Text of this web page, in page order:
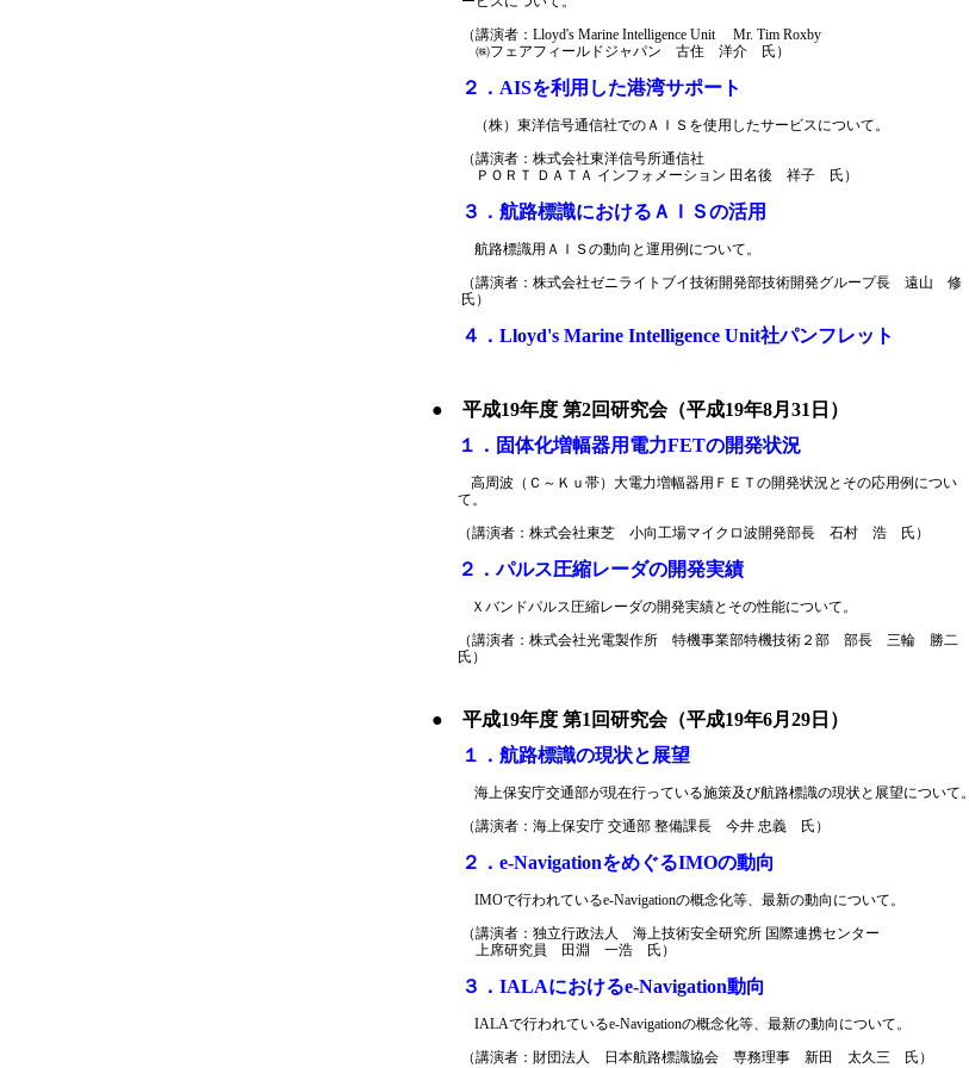
（講演者：Lloyd's Marine Intelligence Unit Mr. Tim Roxby
㈱フェアフィールドジャパン 古住 洋介 氏）
２．AISを利用した港湾サポート
（株）東洋信号通信社でのＡＩＳを使用したサービスについて。
（講演者：株式会社東洋信号所通信社
ＰＯＲＴ ＤＡＴＡ インフォメーション 田名後 祥子 氏）
３．航路標識におけるＡＩＳの活用
航路標識用ＡＩＳの動向と運用例について。
（講演者：株式会社ゼニライトブイ技術開発部技術開発グループ長 遠山 修
氏）
４．Lloyd's Marine Intelligence Unit社パンフレット
● 平成19年度 第2回研究会（平成19年8月31日）
１．固体化増幅器用電力FETの開発状況
高周波（Ｃ～Ｋｕ帯）大電力増幅器用ＦＥＴの開発状況とその応用例につい
て。
（講演者：株式会社東芝 小向工場マイクロ波開発部長 石村 浩 氏）
２．パルス圧縮レーダの開発実績
Ｘバンドパルス圧縮レーダの開発実績とその性能について。
（講演者：株式会社光電製作所 特機事業部特機技術２部 部長 三輪 勝二
氏）
● 平成19年度 第1回研究会（平成19年6月29日）
１．航路標識の現状と展望
海上保安庁交通部が現在行っている施策及び航路標識の現状と展望について。
（講演者：海上保安庁 交通部 整備課長 今井 忠義 氏）
２．e-NavigationをめぐるIMOの動向
IMOで行われているe-Navigationの概念化等、最新の動向について。
（講演者：独立行政法人 海上技術安全研究所 国際連携センター
上席研究員 田淵 一浩 氏）
３．IALAにおけるe-Navigation動向
IALAで行われているe-Navigationの概念化等、最新の動向について。
（講演者：財団法人 日本航路標識協会 専務理事 新田 太久三 氏）